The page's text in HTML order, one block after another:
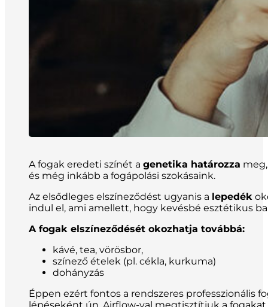
A fogak eredeti színét a genetika határozza
és még inkább a fogápolási szokásaink.
Az elsődleges elszíneződést ugyanis a lepedék
indul el, ami amellett, hogy kevésbé esztétikus
A fogak elszíneződését okozhatja továbbá:
kávé, tea, vörösbor,
színező ételek (pl. cékla, kurkuma)
dohányzás
Éppen ezért fontos a rendszeres professzionális